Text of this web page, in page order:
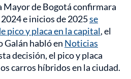
Mayor de Bogotá confirmara
e inicios de 2025se
pico y placa en la capital, el
Galán habló en Noticias
decisión, el pico y placa
carros híbridos en la ciudad.